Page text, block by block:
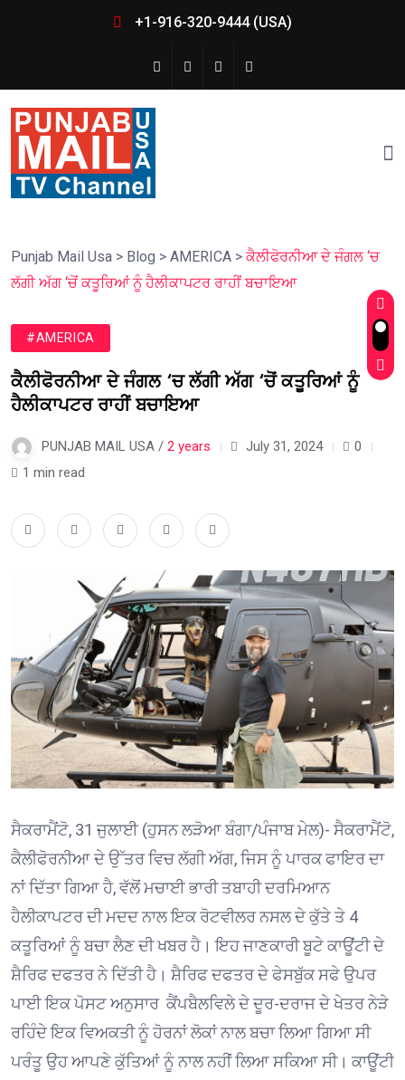
+1-916-320-9444 (USA)
Punjab Mail Usa > Blog > AMERICA > ਕੈਲੀਫੋਰਨੀਆ ਦੇ ਜੰਗਲ ‘ਚ
ਲੱਗੀ ਅੱਗ ‘ਚੋਂ ਕਤੂਰਿਆਂ ਨੂੰ ਹੈਲੀਕਾਪਟਰ ਰਾਹੀਂ ਬਚਾਇਆ
#AMERICA
ਕੈਲੀਫੋਰਨੀਆ ਦੇ ਜੰਗਲ ‘ਚ ਲੱਗੀ ਅੱਗ ‘ਚੋਂ ਕਤੂਰਿਆਂ ਨੂੰ
ਹੈਲੀਕਾਪਟਰ ਰਾਹੀਂ ਬਚਾਇਆ
PUNJAB MAIL USA / 2 years July 31, 2024
0
1 min read
ਸੈਕਰਾਮੈਂਟੋ, 31 ਜੁਲਾਈ (ਹੁਸਨ ਲੜੋਆ ਬੰਗਾ/ਪੰਜਾਬ ਮੇਲ)- ਸੈਕਰਾਮੈਂਟੋ,
ਕੈਲੀਫੋਰਨੀਆ ਦੇ ਉੱਤਰ ਵਿਚ ਲੱਗੀ ਅੱਗ, ਜਿਸ ਨੂੰ ਪਾਰਕ ਫਾਇਰ ਦਾ
ਨਾਂ ਦਿੱਤਾ ਗਿਆ ਹੈ, ਵੱਲੋਂ ਮਚਾਈ ਭਾਰੀ ਤਬਾਹੀ ਦਰਮਿਆਨ
ਹੈਲੀਕਾਪਟਰ ਦੀ ਮਦਦ ਨਾਲ ਇਕ ਰੋਟਵੀਲਰ ਨਸਲ ਦੇ ਕੁੱਤੇ ਤੇ 4
ਕਤੂਰਿਆਂ ਨੂੰ ਬਚਾ ਲੈਣ ਦੀ ਖਬਰ ਹੈ। ਇਹ ਜਾਣਕਾਰੀ ਬੂਟੇ ਕਾਊਂਟੀ ਦੇ
ਸ਼ੈਰਿਫ ਦਫਤਰ ਨੇ ਦਿੱਤੀ ਹੈ। ਸ਼ੈਰਿਫ ਦਫਤਰ ਦੇ ਫੇਸਬੁੱਕ ਸਫੇ ਉਪਰ
ਪਾਈ ਇਕ ਪੋਸਟ ਅਨੁਸਾਰ ਕੈਂਪਬੈਲਵਿਲੇ ਦੇ ਦੂਰ-ਦਰਾਜ ਦੇ ਖੇਤਰ ਨੇੜੇ
ਰਹਿੰਦੇ ਇਕ ਵਿਅਕਤੀ ਨੂੰ ਹੋਰਨਾਂ ਲੋਕਾਂ ਨਾਲ ਬਚਾ ਲਿਆ ਗਿਆ ਸੀ
ਪਰੰਤੂ ਉਹ ਆਪਣੇ ਕੁੱਤਿਆਂ ਨੂੰ ਨਾਲ ਨਹੀਂ ਲਿਆ ਸਕਿਆ ਸੀ। ਕਾਊਂਟੀ